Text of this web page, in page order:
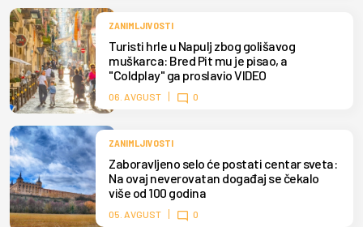
ZANIMLJIVOSTI
Turisti hrle u Napulj zbog golišavog
muškarca: Bred Pit mu je pisao, a
"Coldplay" ga proslavio VIDEO
06. AVGUST 0
ZANIMLJIVOSTI
Zaboravljeno selo će postati centar sveta:
Na ovaj neverovatan događaj se čekalo
više od 100 godina
05. AVGUST 0